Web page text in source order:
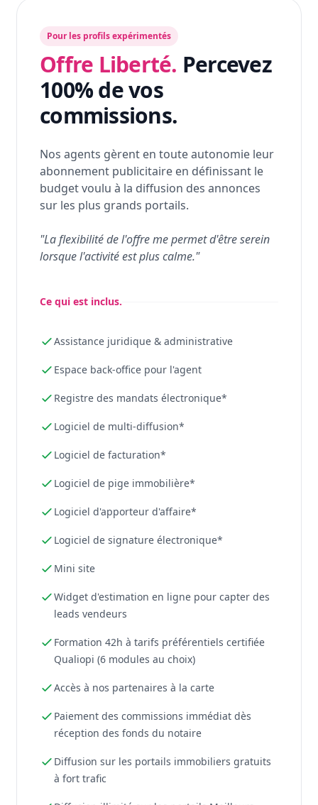
Pour les profils expérimentés
Offre Liberté. Percevez
100% de vos
commissions.
Nos agents gèrent en toute autonomie leur
abonnement publicitaire en définissant le
budget voulu à la diffusion des annonces
sur les plus grands portails.
"La flexibilité de l'offre me permet d'être serein
lorsque l'activité est plus calme."
Ce qui est inclus.
Assistance juridique & administrative
Espace back-office pour l'agent
Registre des mandats électronique*
Logiciel de multi-diffusion*
Logiciel de facturation*
Logiciel de pige immobilière*
Logiciel d'apporteur d'affaire*
Logiciel de signature électronique*
Mini site
Widget d'estimation en ligne pour capter des
leads vendeurs
Formation 42h à tarifs préférentiels certifiée
Qualiopi (6 modules au choix)
Accès à nos partenaires à la carte
Paiement des commissions immédiat dès
réception des fonds du notaire
Diffusion sur les portails immobiliers gratuits
à fort trafic